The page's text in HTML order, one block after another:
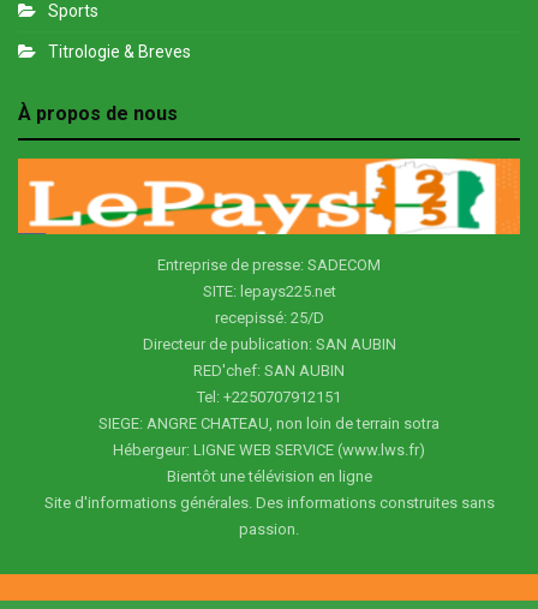
Sports
Titrologie & Breves
À propos de nous
Entreprise de presse: SADECOM
SITE: lepays225.net
recepissé: 25/D
Directeur de publication: SAN AUBIN
RED'chef: SAN AUBIN
Tel: +2250707912151
SIEGE: ANGRE CHATEAU, non loin de terrain sotra
Hébergeur: LIGNE WEB SERVICE (www.lws.fr)
Bientôt une télévision en ligne
Site d'informations générales. Des informations construites sans
passion.